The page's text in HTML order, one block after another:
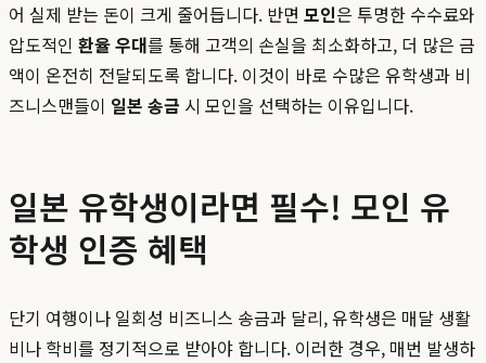
어 실제 받는 돈이 크게 줄어듭니다. 반면 모인은 투명한 수수료와
압도적인 환율 우대를 통해 고객의 손실을 최소화하고, 더 많은 금
액이 온전히 전달되도록 합니다. 이것이 바로 수많은 유학생과 비
즈니스맨들이 일본 송금 시 모인을 선택하는 이유입니다.
일본 유학생이라면 필수! 모인 유
학생 인증 혜택
단기 여행이나 일회성 비즈니스 송금과 달리, 유학생은 매달 생활
비나 학비를 정기적으로 받아야 합니다. 이러한 경우, 매번 발생하